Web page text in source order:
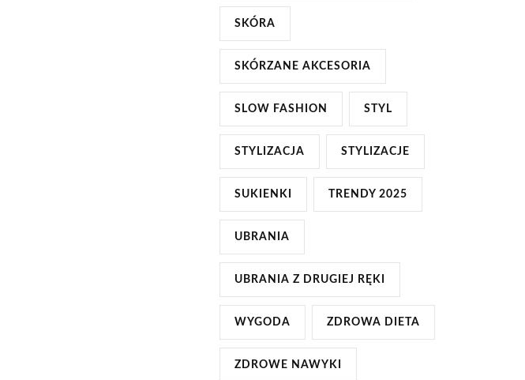
SKÓRA
SKÓRZANE AKCESORIA
SLOW FASHION STYL
STYLIZACJA STYLIZACJE
SUKIENKI TRENDY 2025
UBRANIA
UBRANIA Z DRUGIEJ RĘKI
WYGODA ZDROWA DIETA
ZDROWE NAWYKI